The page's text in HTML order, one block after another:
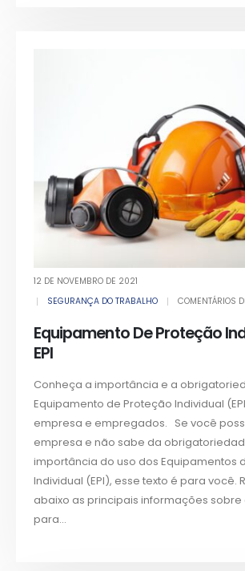
12 DE NOVEMBRO DE 2021
SEGURANÇA DO TRABALHO
COMENTÁRIOS
Equipamento De Proteção
EPI
Conheça a importância e a
Equipamento de Proteção Individual
empresa e empregados. Se você
empresa e não sabe da
importância do uso dos Equipamentos
Individual (EPI), esse texto é para você.
abaixo as principais informações sobre
para...